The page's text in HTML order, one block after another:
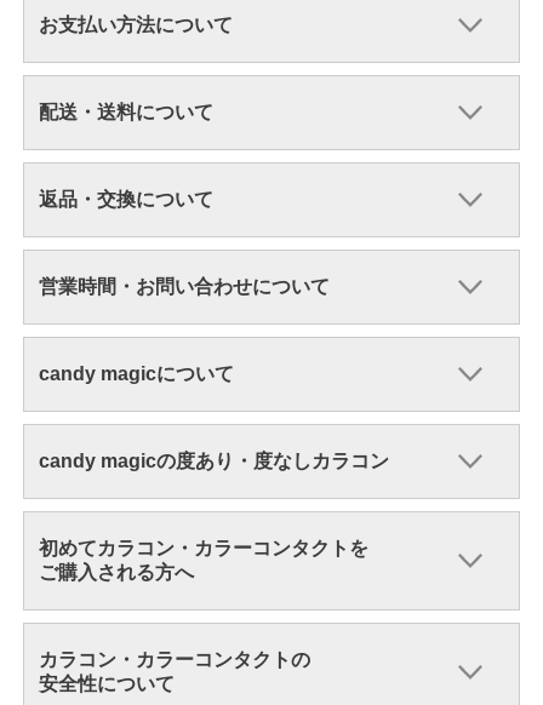
お支払い方法について
配送・送料について
返品・交換について
営業時間・お問い合わせについて
candy magicについて
candy magicの度あり・度なしカラコン
初めてカラコン・カラーコンタクトを
ご購入される方へ
カラコン・カラーコンタクトの
安全性について